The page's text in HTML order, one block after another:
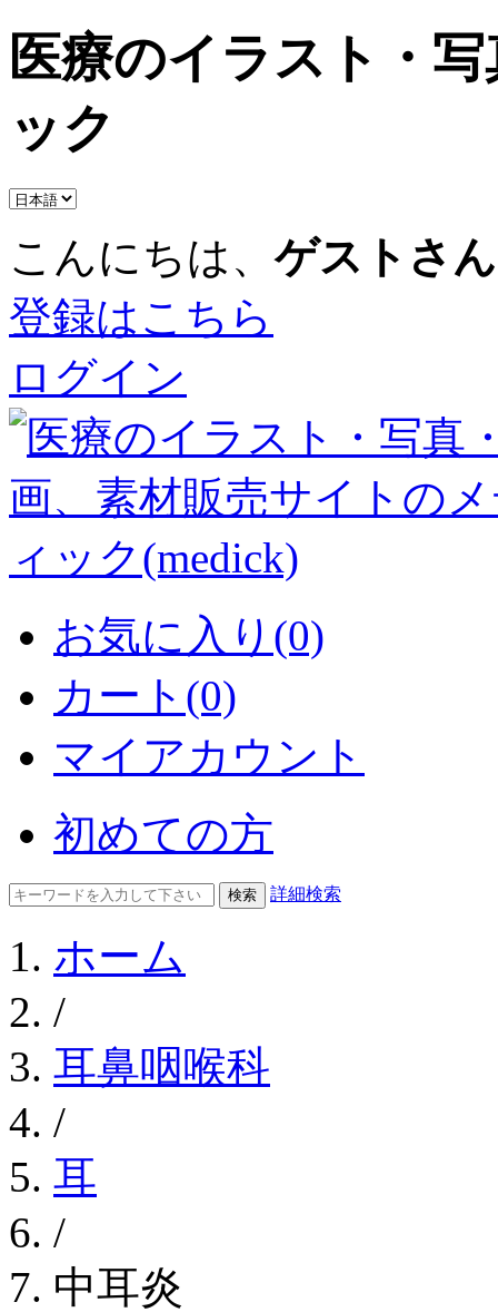
医療のイラスト・
ック
こんにちは、ゲストさん
登録はこちら
ログイン
お気に入り(0)
カート(0)
マイアカウント
初めての方
詳細検索
ホーム
/
耳鼻咽喉科
/
耳
/
中耳炎